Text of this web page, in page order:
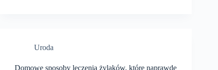
Uroda
Domowe sposoby leczenia żylaków, które naprawdę